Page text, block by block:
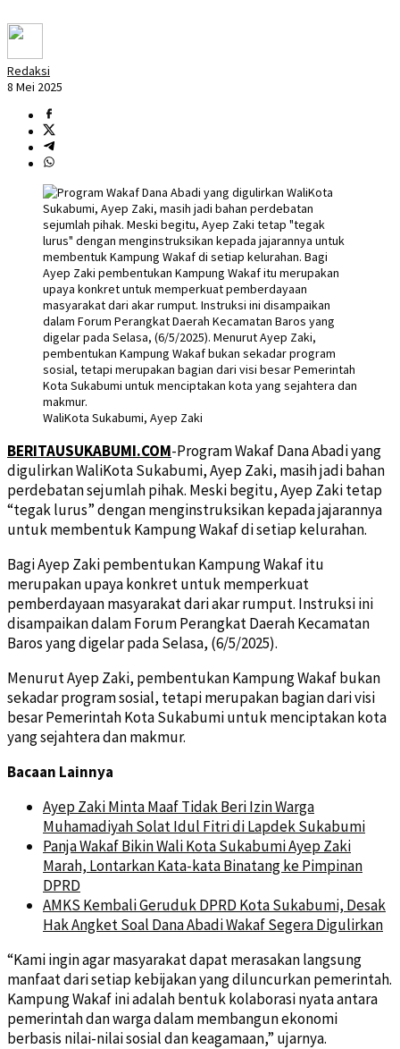
Redaksi
8 Mei 2025
WaliKota Sukabumi, Ayep Zaki
BERITAUSUKABUMI.COM-Program Wakaf Dana Abadi yang
digulirkan WaliKota Sukabumi, Ayep Zaki, masih jadi bahan
perdebatan sejumlah pihak. Meski begitu, Ayep Zaki tetap
“tegak lurus” dengan menginstruksikan kepada jajarannya
untuk membentuk Kampung Wakaf di setiap kelurahan.
Bagi Ayep Zaki pembentukan Kampung Wakaf itu
merupakan upaya konkret untuk memperkuat
pemberdayaan masyarakat dari akar rumput. Instruksi ini
disampaikan dalam Forum Perangkat Daerah Kecamatan
Baros yang digelar pada Selasa, (6/5/2025).
Menurut Ayep Zaki, pembentukan Kampung Wakaf bukan
sekadar program sosial, tetapi merupakan bagian dari visi
besar Pemerintah Kota Sukabumi untuk menciptakan kota
yang sejahtera dan makmur.
Bacaan Lainnya
Ayep Zaki Minta Maaf Tidak Beri Izin Warga
Muhamadiyah Solat Idul Fitri di Lapdek Sukabumi
Panja Wakaf Bikin Wali Kota Sukabumi Ayep Zaki
Marah, Lontarkan Kata-kata Binatang ke Pimpinan
DPRD
AMKS Kembali Geruduk DPRD Kota Sukabumi, Desak
Hak Angket Soal Dana Abadi Wakaf Segera Digulirkan
“Kami ingin agar masyarakat dapat merasakan langsung
manfaat dari setiap kebijakan yang diluncurkan pemerintah.
Kampung Wakaf ini adalah bentuk kolaborasi nyata antara
pemerintah dan warga dalam membangun ekonomi
berbasis nilai-nilai sosial dan keagamaan,” ujarnya.